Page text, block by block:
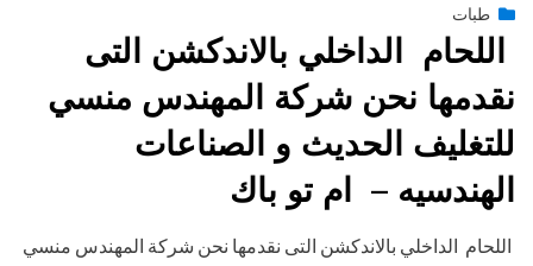
engmansyPosted
on
فبراير 25, 2015
طبات
اللحام الداخلي بالاندكشن التى
نقدمها نحن شركة المهندس منسي
للتغليف الحديث و الصناعات
الهندسيه – ام تو باك
اللحام الداخلي بالاندكشن التى نقدمها نحن شركة المهندس منسي